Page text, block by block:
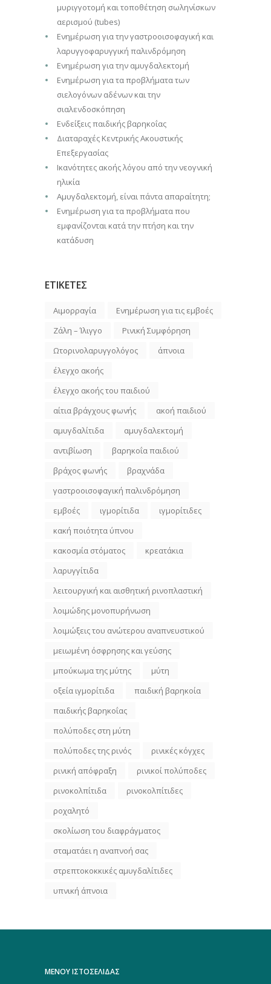
μυριγγοτομή και τοποθέτηση σωληνίσκων
αερισμού (tubes)
Ενημέρωση για την γαστροοισοφαγική και
λαρυγγοφαρυγγική παλινδρόμηση
Ενημέρωση για την αμυγδαλεκτομή
Ενημέρωση για τα προβλήματα των
σιελογόνων αδένων και την
σιαλενδοσκόπηση
Ενδείξεις παιδικής βαρηκοΐας
Διαταραχές Κεντρικής Ακουστικής
Επεξεργασίας
Iκανότητες ακοής λόγου από την νεογνική
ηλικία
Αμυγδαλεκτομή, είναι πάντα απαραίτητη;
Ενημέρωση για τα προβλήματα που
εμφανίζονται κατά την πτήση και την
κατάδυση
ΕΤΙΚΕΤΕΣ
Αιμορραγία
Ενημέρωση για τις εμβοές
Ζάλη – Ίλιγγο
Ρινική Συμφόρηση
Ωτορινολαρυγγολόγος
άπνοια
έλεγχο ακοής
έλεγχο ακοής του παιδιού
αίτια βράγχους φωνής
ακοή παιδιού
αμυγδαλίτιδα
αμυγδαλεκτομή
αντιβίωση
βαρηκοΐα παιδιού
βράχος φωνής
βραχνάδα
γαστροοισοφαγική παλινδρόμηση
εμβοές
ιγμορίτιδα
ιγμορίτιδες
κακή ποιότητα ύπνου
κακοσμία στόματος
κρεατάκια
λαρυγγίτιδα
λειτουργική και αισθητική ρινοπλαστική
λοιμώδης μονοπυρήνωση
λοιμώξεις του ανώτερου αναπνευστικού
μειωμένη όσφρησης και γεύσης
μπούκωμα της μύτης
μύτη
οξεία ιγμορίτιδα
παιδική βαρηκοία
παιδικής βαρηκοΐας
πολύποδες στη μύτη
πολύποδες της ρινός
ρινικές κόγχες
ρινική απόφραξη
ρινικοί πολύποδες
ρινοκολπίτιδα
ρινοκολπίτιδες
ροχαλητό
σκολίωση του διαφράγματος
σταματάει η αναπνοή σας
στρεπτοκοκκικές αμυγδαλίτιδες
υπνική άπνοια
ΜΕΝΟΥ ΙΣΤΟΣΕΛΙΔΑΣ